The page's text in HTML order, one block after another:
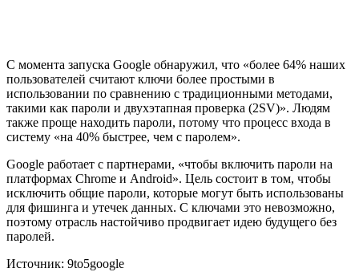
С момента запуска Google обнаружил, что «более 64% наших
пользователей считают ключи более простыми в
использовании по сравнению с традиционными методами,
такими как пароли и двухэтапная проверка (2SV)». Людям
также проще находить пароли, потому что процесс входа в
систему «на 40% быстрее, чем с паролем».
Google работает с партнерами, «чтобы включить пароли на
платформах Chrome и Android». Цель состоит в том, чтобы
исключить общие пароли, которые могут быть использованы
для фишинга и утечек данных. С ключами это невозможно,
поэтому отрасль настойчиво продвигает идею будущего без
паролей.
Источник: 9to5google